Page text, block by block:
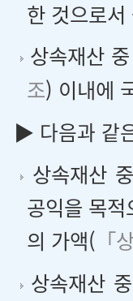
한 것으로
상속재산
조) 이내에
▶ 다음과 같
상속재산
공익을 목
의 가액( 「
상속재산